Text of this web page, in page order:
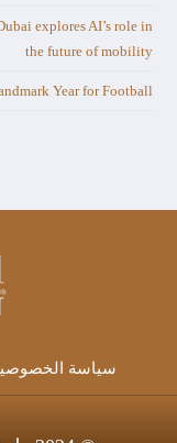
explores AI’s role in
the future of mobility
Year for Football
سياسة